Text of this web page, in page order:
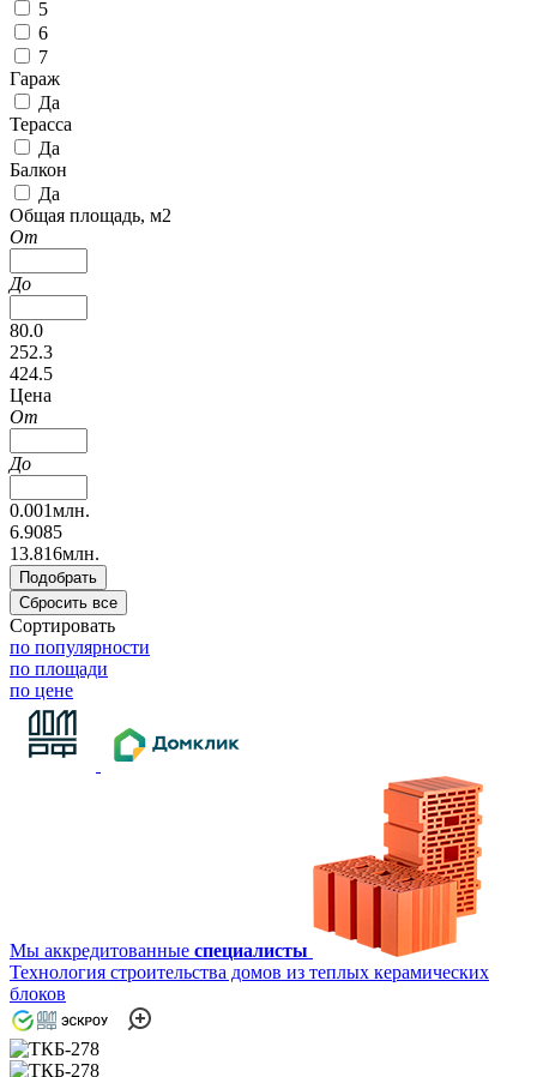
5
6
7
Гараж
Да
Терасса
Да
Балкон
Да
Общая площадь, м2
От
До
80.0
252.3
424.5
Цена
От
До
0.001млн.
6.9085
13.816млн.
Сортировать
по популярности
по площади
по цене
Мы аккредитованные специалисты
Технология строительства домов из теплых керамических
блоков